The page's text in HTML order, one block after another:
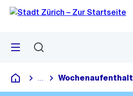
Navigation
Sprunglink
Menü
Deutsch
Blende alle Breadcrumbs ein
Wochenaufenthalt